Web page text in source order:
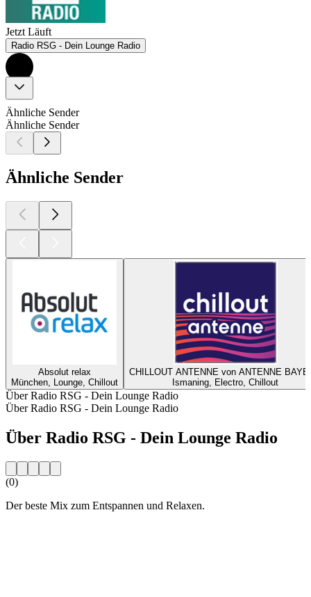
Jetzt Läuft
Radio RSG - Dein Lounge Radio
Ähnliche Sender
Ähnliche Sender
Ähnliche Sender
Absolut relax
München, Lounge, Chillout
CHILLOUT ANTENNE von ANTENNE
Ismaning, Electro, Chillout
Über Radio RSG - Dein Lounge Radio
Über Radio RSG - Dein Lounge Radio
Über Radio RSG - Dein Lounge Radio
(0)
Der beste Mix zum Entspannen und Relaxen.